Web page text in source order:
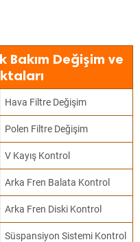
Değişim ve
Hava Filtre Değişim
Polen Filtre Değişim
V Kayış Kontrol
Arka Fren Balata Kontrol
Arka Fren Diski Kontrol
Süspansiyon Sistemi Kontrol